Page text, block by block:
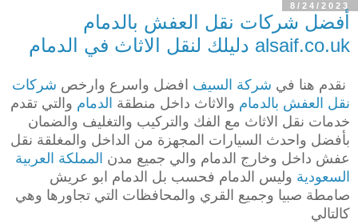
8/24/2023
أفضل شركات نقل العفش بالدمام
alsaif.co.uk دليلك لنقل الاثاث في الدمام
نقدم هنا في شركة السيف افضل واسرع وارخص شركات
نقل العفش بالدمام والاثاث داخل منطقة الدمام والتي تقدم
خدمات نقل الاثاث مع الفك والتركيب والتغليف والضمان
بأفضل واحدث السيارات المجهزة من الداخل والمغلقة نقل
عفش داخل وخارج الدمام والي جميع مدن المملكة العربية
السعودية وليس الدمام فحسب بل الدمام ابو عريش
صامطة صبيا وجميع القري والمحافظات التي تجاورها وهي
كالتالي